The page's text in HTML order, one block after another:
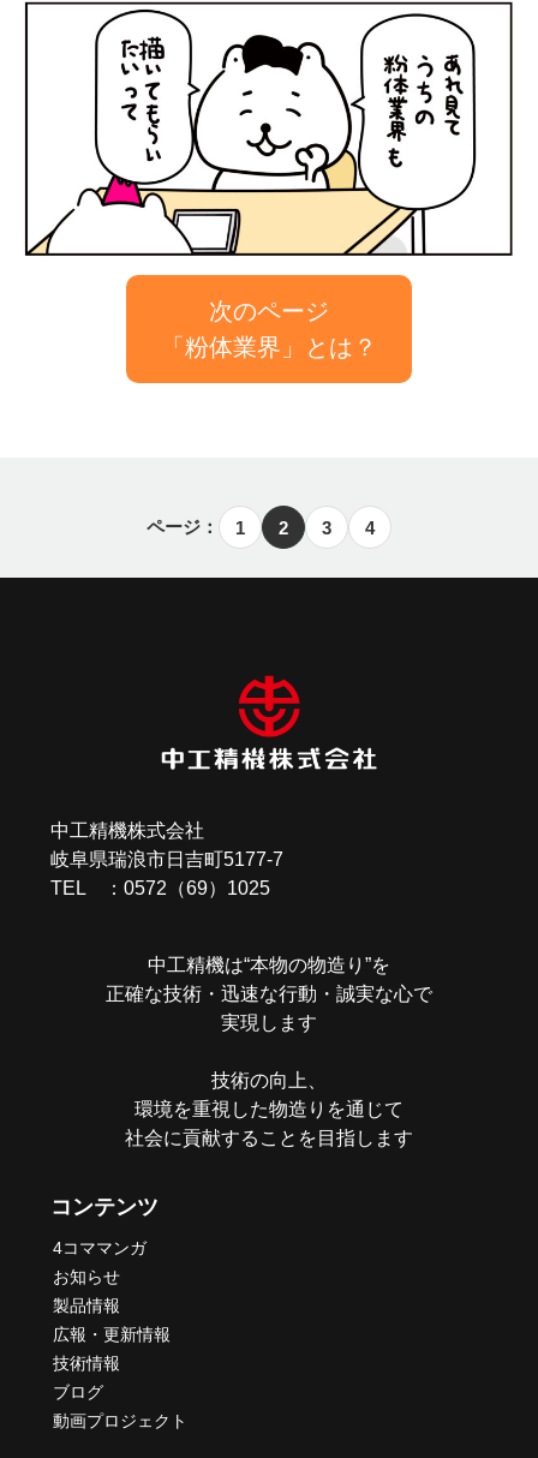
次のページ
「粉体業界」とは？
ページ： 1 2 3 4
中工精機株式会社
岐阜県瑞浪市日吉町5177-7
TEL ：0572（69）1025
中工精機は“本物の物造り”を
正確な技術・迅速な行動・誠実な心で
実現します
技術の向上、
環境を重視した物造りを通じて
社会に貢献することを目指します
コンテンツ
4コママンガ
お知らせ
製品情報
広報・更新情報
技術情報
ブログ
動画プロジェクト